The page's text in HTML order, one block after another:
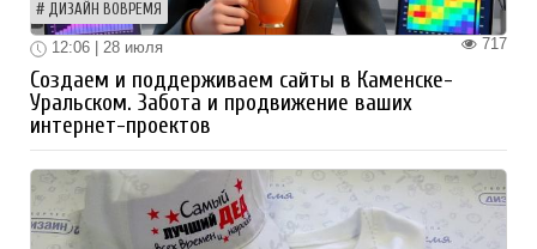
ДИЗАЙН ВОВРЕМЯ
717
12:06 | 28 июля
Создаем и поддерживаем сайты в Каменске-
Уральском. Забота и продвижение ваших
интернет-проектов